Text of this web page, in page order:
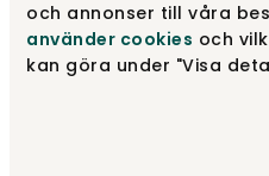
och annonser till våra
använder cookies och
kan göra under "Visa
Emerald | 58 x 81 cm